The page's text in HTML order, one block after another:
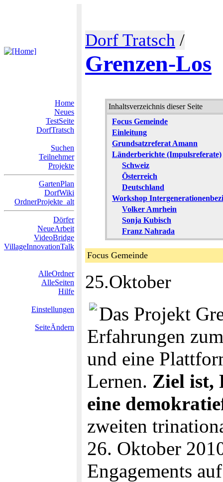
Dorf Tratsch /
Grenzen-Los
Home
Neues
TestSeite
DorfTratsch
Suchen
Teilnehmer
Projekte
GartenPlan
DorfWiki
OrdnerProjekte_alt
Dörfer
NeueArbeit
VideoBridge
VillageInnovationTalk
AlleOrdner
AlleSeiten
Hilfe
Einstellungen
SeiteÄndern
Inhaltsverzeichnis dieser Seite
Focus Gemeinde
Einleitung
Grundsatzreferat Amann
Länderberichte (Impulsreferate)
Schweiz
Österreich
Deutschland
Workshop
Volker Amrhein
Sonja Kubisch
Franz Nahrada
Focus Gemeinde
25.Oktober
Das Projekt
Erfahrungen
und eine
Lernen. Ziel ist,
eine
zweiten
26. Oktober
Engagements